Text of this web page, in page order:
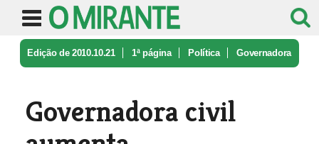
Edição de 2010.10.21 1ª página Política Governadora
Governadora civil